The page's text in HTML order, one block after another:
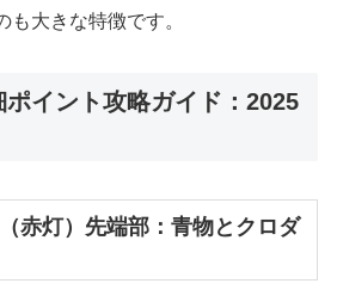
大きな特徴です。
イント攻略ガイド：2025
赤灯）先端部：青物とクロダ